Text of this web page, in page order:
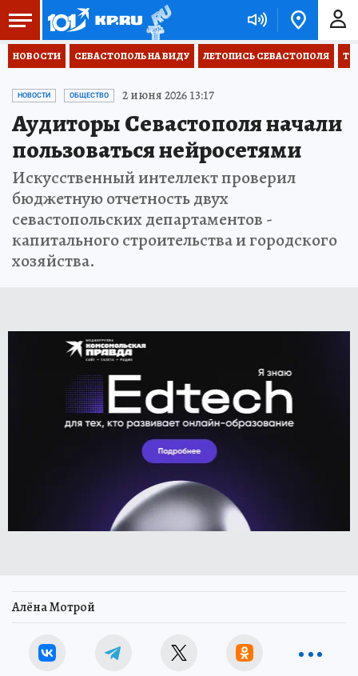
НОВОСТИ СЕВАСТОПОЛЬ НА ВИДУ ЛЕТОПИСЬ СЕВАСТОПОЛЯ
НОВОСТИ ОБЩЕСТВО 2 июня 2026 13:17
Аудиторы Севастополя начали
пользоваться нейросетями
Искусственный интеллект проверил
бюджетную отчетность двух
севастопольских департаментов -
капитального строительства и городского
хозяйства.
Алёна Мотрой